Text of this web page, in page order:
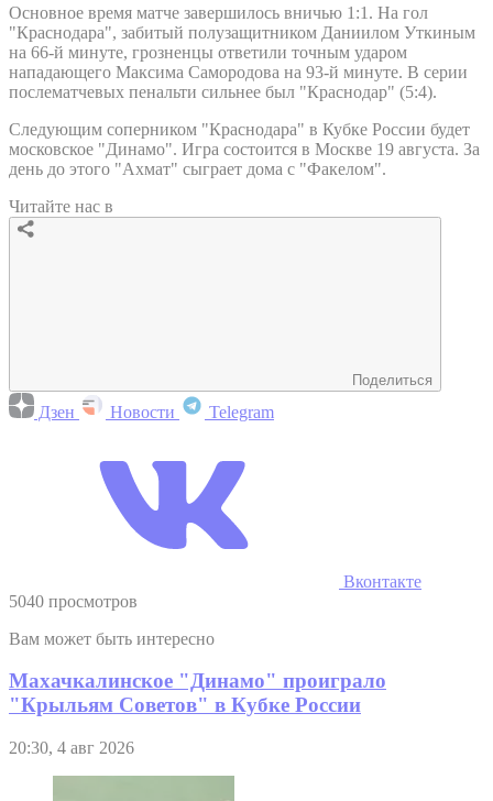
Основное время матче завершилось вничью 1:1. На гол
"Краснодара", забитый полузащитником Даниилом Уткиным
на 66-й минуте, грозненцы ответили точным ударом
нападающего Максима Самородова на 93-й минуте. В серии
послематчевых пенальти сильнее был "Краснодар" (5:4).
Следующим соперником "Краснодара" в Кубке России будет
московское "Динамо". Игра состоится в Москве 19 августа. За
день до этого "Ахмат" сыграет дома с "Факелом".
Читайте нас в
Поделиться
Дзен Новости Telegram
Вконтакте
5040 просмотров
Вам может быть интересно
Махачкалинское "Динамо" проиграло
"Крыльям Советов" в Кубке России
20:30, 4 авг 2026